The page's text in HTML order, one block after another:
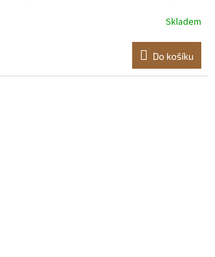
pro kontrolu kanalizačních potrubí
Skladem
Do košíku